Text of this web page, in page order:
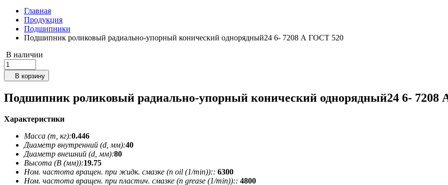
Главная
Продукция
Подшипники
Подшипник роликовый радиально-упорный конический однорядный24 6- 7208 А ГОСТ 520
В наличии
В корзину
Подшипник роликовый радиально-упорный конический однорядный24 6- 7208
Характеристики
Масса (m, кг):0.446
Диаметр внутренний (d, мм):40
Диаметр внешний (d, мм):80
Высота (В (мм)):19.75
Ном. частота вращен. при жидк. смазке (n oil (1/min)):: 6300
Ном. частота вращен. при пластич. смазке (n grease (1/min)):: 4800